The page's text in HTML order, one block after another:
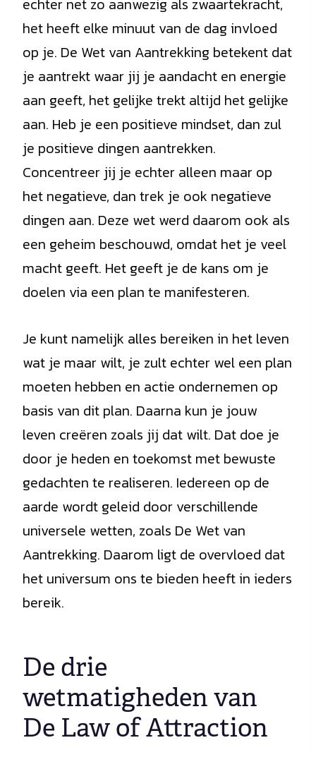
echter net zo aanwezig als zwaartekracht,
het heeft elke minuut van de dag invloed
op je. De Wet van Aantrekking betekent dat
je aantrekt waar jij je aandacht en energie
aan geeft, het gelijke trekt altijd het gelijke
aan. Heb je een positieve mindset, dan zul
je positieve dingen aantrekken.
Concentreer jij je echter alleen maar op
het negatieve, dan trek je ook negatieve
dingen aan. Deze wet werd daarom ook als
een geheim beschouwd, omdat het je veel
macht geeft. Het geeft je de kans om je
doelen via een plan te manifesteren.
Je kunt namelijk alles bereiken in het leven
wat je maar wilt, je zult echter wel een plan
moeten hebben en actie ondernemen op
basis van dit plan. Daarna kun je jouw
leven creëren zoals jij dat wilt. Dat doe je
door je heden en toekomst met bewuste
gedachten te realiseren. Iedereen op de
aarde wordt geleid door verschillende
universele wetten, zoals De Wet van
Aantrekking. Daarom ligt de overvloed dat
het universum ons te bieden heeft in ieders
bereik.
De drie
wetmatigheden van
De Law of Attraction